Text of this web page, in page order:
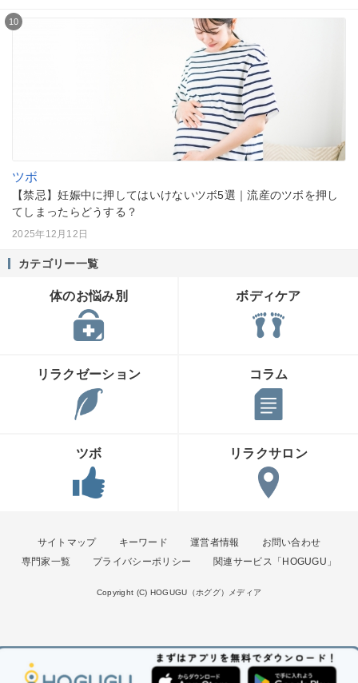
10
ツボ
【禁忌】妊娠中に押してはいけないツボ5選｜流産のツボを押し
てしまったらどうする？
2025年12月12日
カテゴリー一覧
体のお悩み別 ボディケア
リラクゼーション コラム
ツボ リラクサロン
サイトマップ キーワード 運営者情報
お問い合わせ
専門家一覧
プライバシーポリシー 関連サービス「HOGUGU」
Copyright (C) HOGUGU（ホググ）メディア